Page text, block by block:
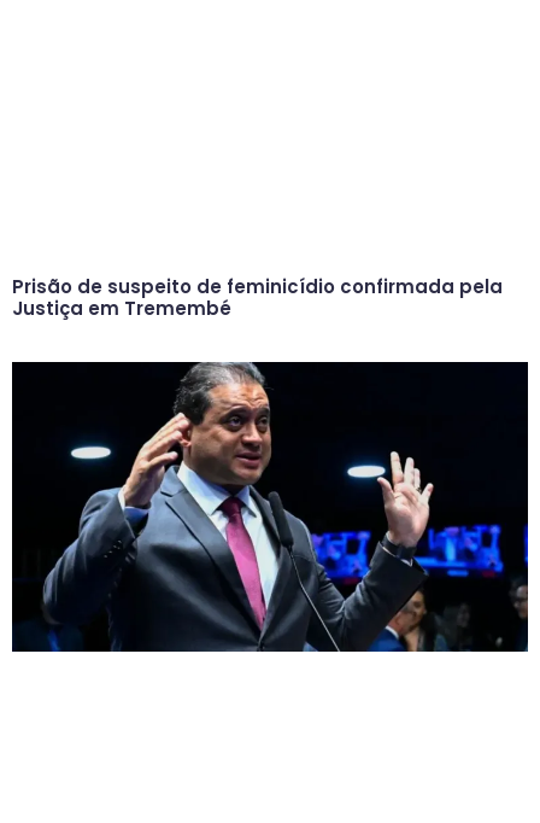
Prisão de suspeito de feminicídio confirmada pela
Justiça em Tremembé